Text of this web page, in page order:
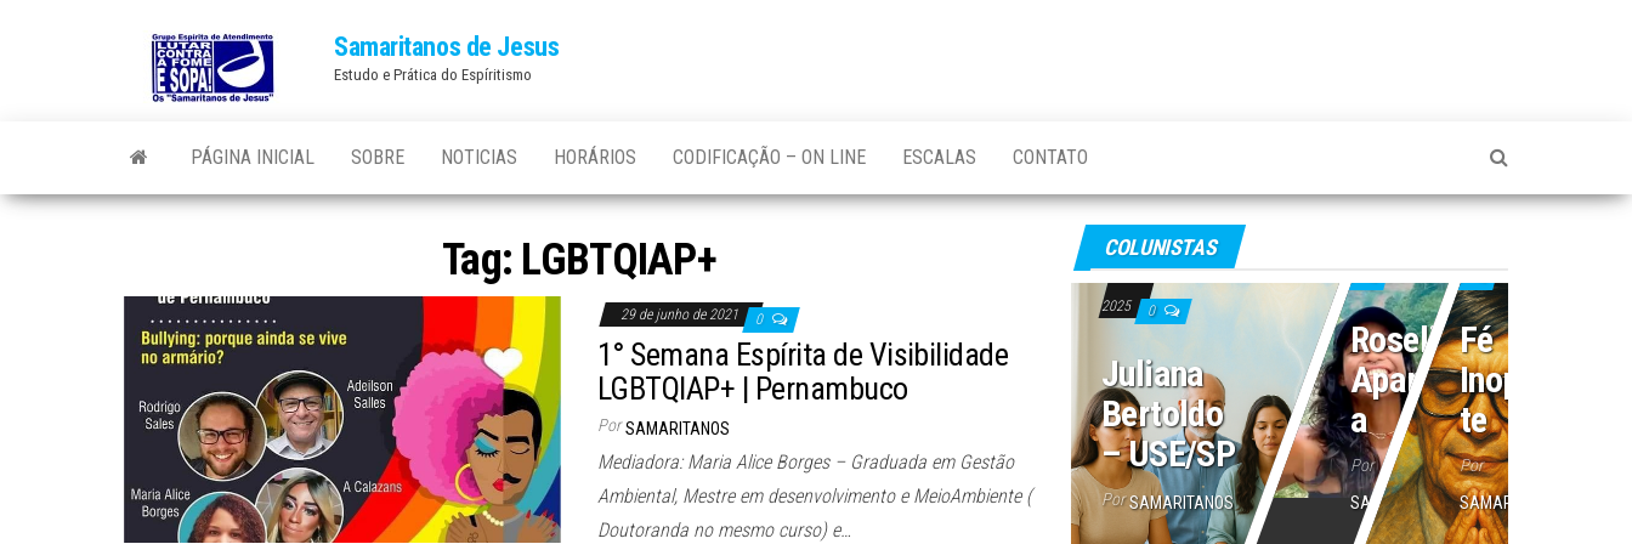
Samaritanos de Jesus
Estudo e Prática do Espíritismo
PÁGINA INICIAL SOBRE NOTICIAS HORÁRIOS CODIFICAÇÃO – ON LINE ESCALAS CONTATO
Tag: LGBTQIAP+
29 de junho de 2021 0
1° Semana Espírita de Visibilidade
LGBTQIAP+ | Pernambuco
Por SAMARITANOS
Mediadora: Maria Alice Borges – Graduada em Gestão
Ambiental, Mestre em desenvolvimento e MeioAmbiente (
Doutoranda no mesmo curso) e…
COLUNISTAS
16 de julho de
2025
0
Juliana
Bertoldo
– USE/SP
Por SAMARITANOS
Roseli
Aparecid
a
Por
SAMARITANOS
Fé
Inoperan
te
Por
SAMARITANOS